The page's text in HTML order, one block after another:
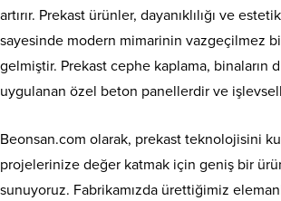
artırır. Prekast ürünler, dayanıklılığı ve
sayesinde modern mimarinin vazgeçilmez
gelmiştir. Prekast cephe kaplama, binaların
uygulanan özel beton panellerdir ve
Beonsan.com olarak, prekast teknolojisini
projelerinize değer katmak için geniş bir
sunuyoruz. Fabrikamızda ürettiğimiz